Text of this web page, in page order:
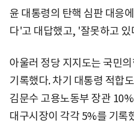
윤 대통령의 탄핵 심판 대응
다'고 대답했고, '잘못하고
아울러 정당 지지도는 국민
기록했다. 차기 대통령 적합
김문수 고용노동부 장관
대구시장이 각각 5%를 기록